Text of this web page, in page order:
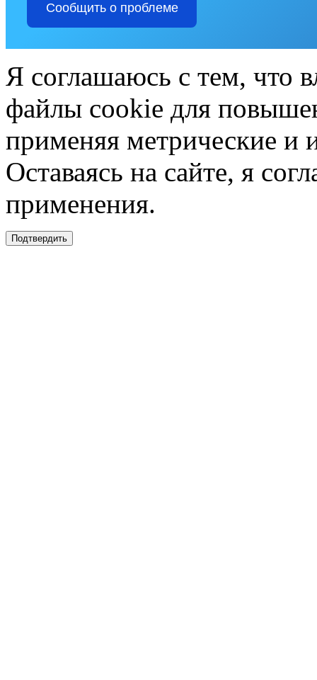
Сообщить о проблеме
Я соглашаюсь с тем, что
файлы cookie для
применяя метрические и
Оставаясь на сайте, я
применения.
Подтвердить